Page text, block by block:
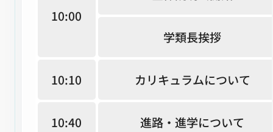
10:00
学類長挨拶
10:10 カリキュラムについて
10:40 進路・進学について